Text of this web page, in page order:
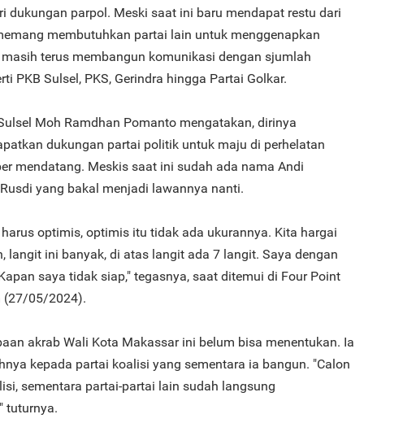
dukungan parpol. Meski saat ini baru mendapat restu dari
membutuhkan partai lain untuk menggenapkan
terus membangun komunikasi dengan sjumlah
PKB Sulsel, PKS, Gerindra hingga Partai Golkar.
Moh Ramdhan Pomanto mengatakan, dirinya
dukungan partai politik untuk maju di perhelatan
mendatang. Meskis saat ini sudah ada nama Andi
yang bakal menjadi lawannya nanti.
optimis, optimis itu tidak ada ukurannya. Kita hargai
langit ini banyak, di atas langit ada 7 langit. Saya dengan
saya tidak siap," tegasnya, saat ditemui di Four Point
(27/05/2024).
akrab Wali Kota Makassar ini belum bisa menentukan. Ia
kepada partai koalisi yang sementara ia bangun. "Calon
sementara partai-partai lain sudah langsung
tuturnya.